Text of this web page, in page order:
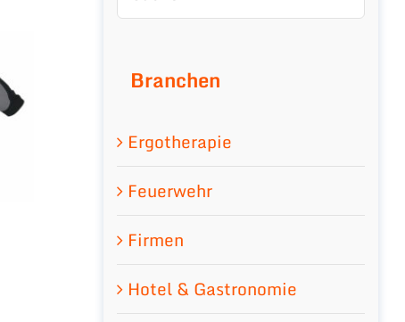
Branchen
Ergotherapie
Feuerwehr
Firmen
Hotel & Gastronomie